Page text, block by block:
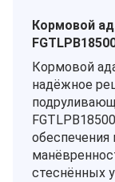
Кормовой
Кормовой
надёжное
стеснённых